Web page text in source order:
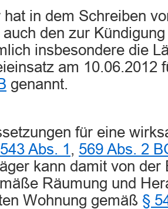
hat in dem Schreiben
den zur
insbesondere die
am 10.06.2012
genannt.
für eine
Abs. 1 , 569 Abs. 2
kann damit von der
Räumung und
Wohnung gemäß §